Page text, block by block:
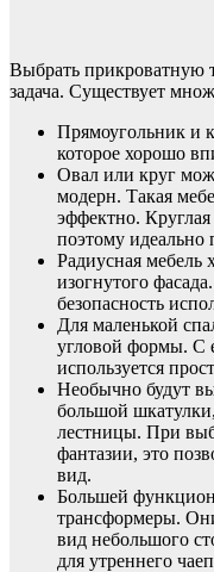
Выбрать прикроватную
задача. Существует
Прямоугольник и
которое хорошо
Овал или круг
модерн. Такая
эффектно.
поэтому идеально
Радиусная мебель
изогнутого
безопасность
Для маленькой
угловой формы. С
используется
Необычно будут
большой
лестницы. При
фантазии, это
вид.
Большей
трансформеры.
вид небольшого
для утреннего